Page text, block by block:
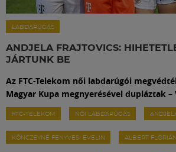
LABDARÚGÁS
ANDJELA FRAJTOVICS:
JÁRTUNK BE
Az FTC-Telekom női labdarúgói
Magyar Kupa megnyerésével dupláztak –
FTC-TELEKOM NŐI LABDARÚGÁS
KÖNCZEYNÉ FENYVESI EVELIN ALBERT FLÓRIÁN
Labdarúgás
Meccscenter
Klub